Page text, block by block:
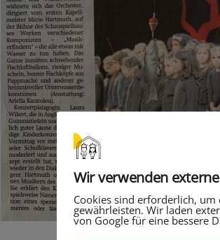
Wir verwenden
Cookies sind erforderlich,
gewährleisten. Wir laden
von Google für eine bessere